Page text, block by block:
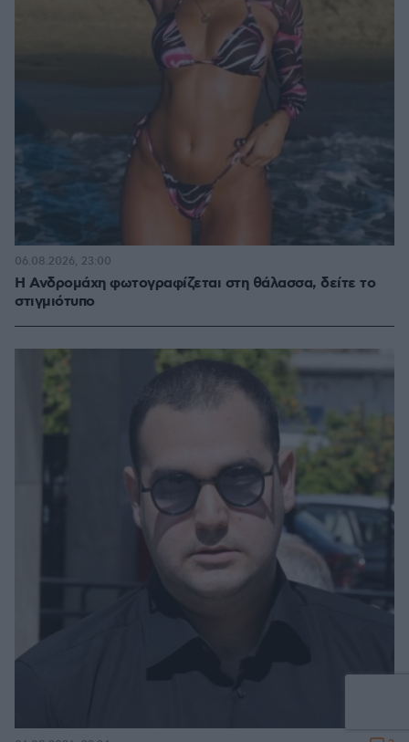
Η Ανδρομάχη φωτογραφίζεται στη θάλασσα, δείτε το
στιγμιότυπο
06.08.2026, 23:00